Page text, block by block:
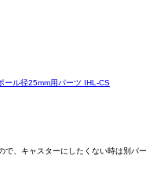
ール径25mm用パーツ IHL-CS
で、キャスターにしたくない時は別パー